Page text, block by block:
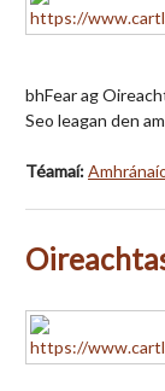
bhFear ag
Seo leagan den
Téamaí: